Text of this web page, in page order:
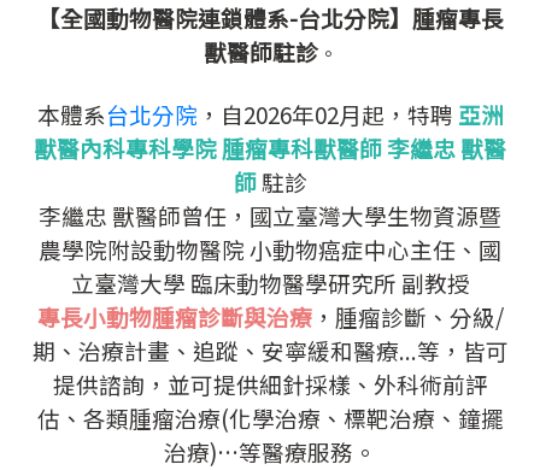
【全國動物醫院連鎖體系-台北分院】腫瘤專長
獸醫師駐診。
本體系台北分院 ，自2026年02月起，特聘 亞洲
獸醫內科專科學院 腫瘤專科獸醫師 李繼忠 獸醫
師駐診
李繼忠 獸醫師曾任，國立臺灣大學生物資源暨
農學院附設動物醫院 小動物癌症中心主任、國
立臺灣大學 臨床動物醫學研究所 副教授
專長小動物腫瘤診斷與治療，腫瘤診斷、分級/
期、治療計畫、追蹤、安寧緩和醫療...等，皆可
提供諮詢，並可提供細針採樣、外科術前評
估、各類腫瘤治療(化學治療、標靶治療、鐘擺
治療)…等醫療服務。